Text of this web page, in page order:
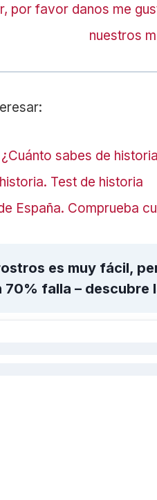
por favor danos me
nuestros
sabes de
Test de historia
España. Comprueba
es muy fácil,
70% falla –